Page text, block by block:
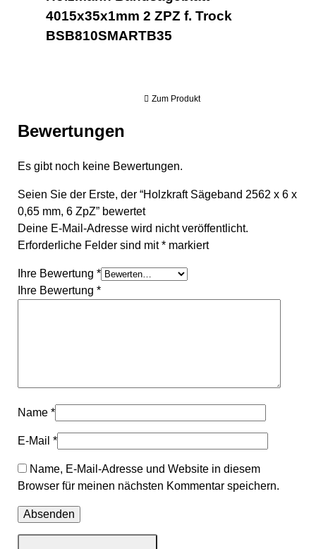
4015x35x1mm 2 ZPZ f. Trock
BSB810SMARTB35
Zum Produkt
Bewertungen
Es gibt noch keine Bewertungen.
Seien Sie der Erste, der “Holzkraft Sägeband 2562 x 6 x
0,65 mm, 6 ZpZ” bewertet
Deine E-Mail-Adresse wird nicht veröffentlicht.
Erforderliche Felder sind mit* markiert
Ihre Bewertung *
Ihre Bewertung *
Name *
E-Mail *
Name, E-Mail-Adresse und Website in diesem
Browser für meinen nächsten Kommentar speichern.